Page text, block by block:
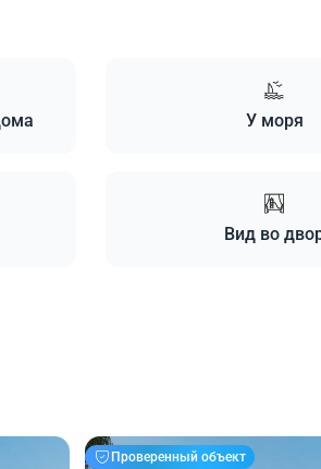
У моря
Вид во
Проверенный объект